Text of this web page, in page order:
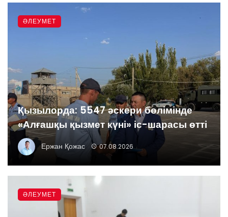
Қызылорда: 5547 әскери бөлімінде
«Алғашқы қызмет күні» іс-шарасы өтті
Ержан Қожас 07.08.2026
ӘЛЕУМЕТ
ӘЛЕУМЕТ